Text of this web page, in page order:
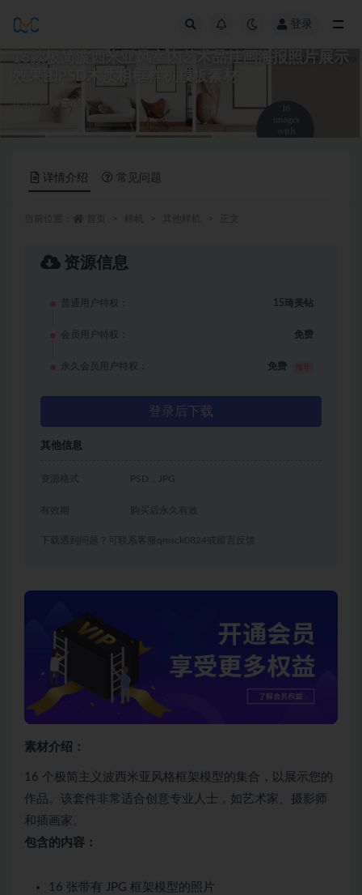
登录
16款极简波西米亚风室内艺术品挂画海报照片展示
效果图PSD木质相框样机模板素材
其他样机
详情介绍 常见问题
资源信息
普通用户特权： 15琦美钻
会员用户特权： 免费
永久会员用户特权： 免费
登录后下载
其他信息
资源格式 PSD，JPG
有效期 购买后永久有效
下载遇到问题？可联系客服qmsck0824或留言反馈
素材介绍：
16 个极简主义波西米亚风格框架模型的集合，以展示您的
作品。该套件非常适合创意专业人士，如艺术家、摄影师
和插画家。
包含的内容：
16 张带有 JPG 框架模型的照片